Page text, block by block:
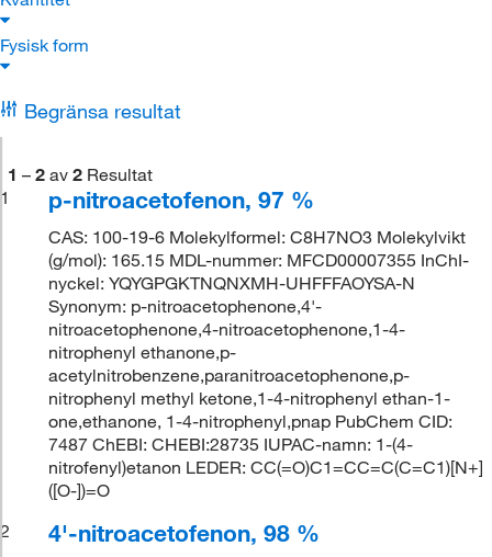
Fysisk form
Begränsa resultat
1 – 2 av 2 Resultat
1
p-nitroacetofenon, 97 %
CAS: 100-19-6 Molekylformel: C8H7NO3 Molekylvikt
(g/mol): 165.15 MDL-nummer: MFCD00007355 InChI-
nyckel: YQYGPGKTNQNXMH-UHFFFAOYSA-N
Synonym: p-nitroacetophenone,4'-
nitroacetophenone,4-nitroacetophenone,1-4-
nitrophenyl ethanone,p-
acetylnitrobenzene,paranitroacetophenone,p-
nitrophenyl methyl ketone,1-4-nitrophenyl ethan-1-
one,ethanone, 1-4-nitrophenyl,pnap PubChem CID:
7487 ChEBI: CHEBI:28735 IUPAC-namn: 1-(4-
nitrofenyl)etanon LEDER: CC(=O)C1=CC=C(C=C1)[N+]
([O-])=O
2
4'-nitroacetofenon, 98 %